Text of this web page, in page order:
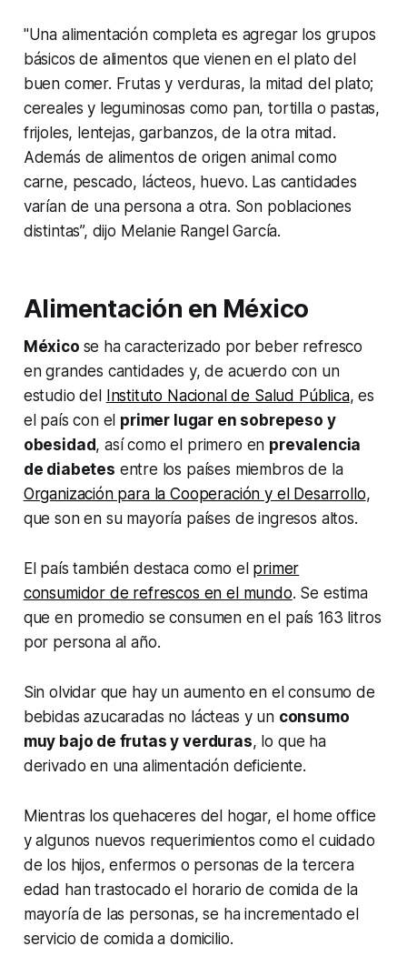
"Una alimentación completa es agregar los grupos
básicos de alimentos que vienen en el plato del
buen comer. Frutas y verduras, la mitad del plato;
cereales y leguminosas como pan, tortilla o pastas,
frijoles, lentejas, garbanzos, de la otra mitad.
Además de alimentos de origen animal como
carne, pescado, lácteos, huevo. Las cantidades
varían de una persona a otra. Son poblaciones
distintas”, dijo Melanie Rangel García.
Alimentación en México
México se ha caracterizado por beber refresco
en grandes cantidades y, de acuerdo con un
estudio del Instituto Nacional de Salud Pública, es
el país con el primer lugar en sobrepeso y
obesidad, así como el primero en prevalencia
de diabetes entre los países miembros de la
Organización para la Cooperación y el Desarrollo,
que son en su mayoría países de ingresos altos.
El país también destaca como el primer
consumidor de refrescos en el mundo. Se estima
que en promedio se consumen en el país 163 litros
por persona al año.
Sin olvidar que hay un aumento en el consumo de
bebidas azucaradas no lácteas y un consumo
muy bajo de frutas y verduras, lo que ha
derivado en una alimentación deficiente.
Mientras los quehaceres del hogar, el home office
y algunos nuevos requerimientos como el cuidado
de los hijos, enfermos o personas de la tercera
edad han trastocado el horario de comida de la
mayoría de las personas, se ha incrementado el
servicio de comida a domicilio.